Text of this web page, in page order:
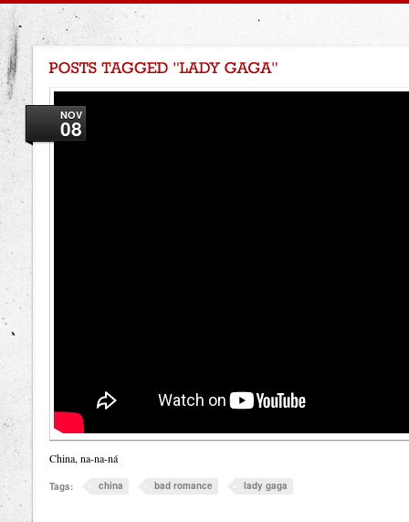
NOV
08
China, na-na-ná
Tags: china bad romance lady gaga